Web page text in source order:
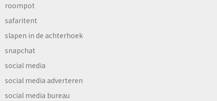
roompot
safaritent
slapen in de achterhoek
snapchat
social media
social media adverteren
social media bureau